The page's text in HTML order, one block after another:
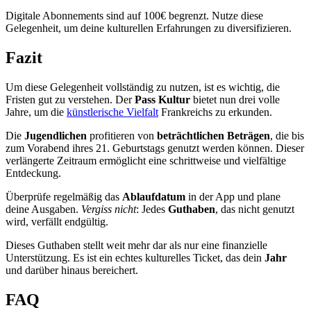
Digitale Abonnements sind auf 100€ begrenzt. Nutze diese
Gelegenheit, um deine kulturellen Erfahrungen zu diversifizieren.
Fazit
Um diese Gelegenheit vollständig zu nutzen, ist es wichtig, die
Fristen gut zu verstehen. DerPass Kultur bietet nun drei volle
Jahre, um die künstlerische Vielfalt Frankreichs zu erkunden.
Die Jugendlichen profitieren von beträchtlichen Beträgen, die bis
zum Vorabend ihres 21. Geburtstags genutzt werden können. Dieser
verlängerte Zeitraum ermöglicht eine schrittweise und vielfältige
Entdeckung.
Überprüfe regelmäßig das Ablaufdatum in der App und plane
deine Ausgaben. Vergiss nicht: Jedes Guthaben, das nicht genutzt
wird, verfällt endgültig.
Dieses Guthaben stellt weit mehr dar als nur eine finanzielle
Unterstützung. Es ist ein echtes kulturelles Ticket, das dein Jahr
und darüber hinaus bereichert.
FAQ